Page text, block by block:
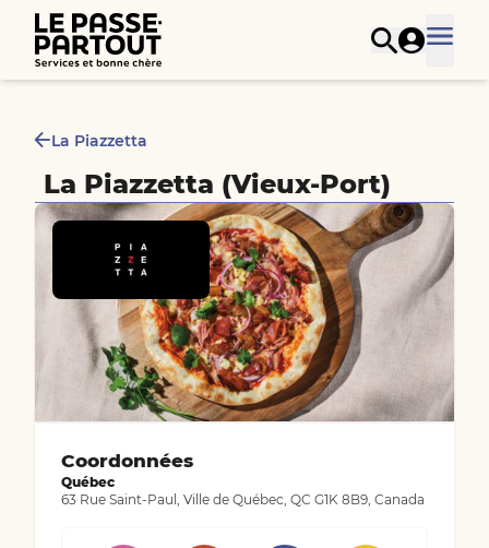
La Piazzetta
La Piazzetta (Vieux-Port)
Coordonnées
Québec
63 Rue Saint-Paul, Ville de Québec, QC G1K 8B9, Canada